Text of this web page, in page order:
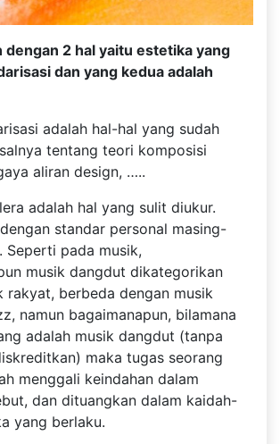
dengan 2 hal yaitu estetika yang
dan yang kedua adalah
adalah hal-hal yang sudah
tentang teori komposisi
aliran design, …..
adalah hal yang sulit diukur.
standar personal masing-
Seperti pada musik,
musik dangdut dikategorikan
rakyat, berbeda dengan musik
namun bagaimanapun, bilamana
adalah musik dangdut (tanpa
maka tugas seorang
menggali keindahan dalam
dan dituangkan dalam kaidah-
yang berlaku.